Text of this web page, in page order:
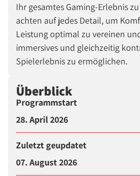
Ihr gesamtes Gaming-Erlebnis
achten auf jedes Detail, um
Leistung optimal zu vereinen
immersives und gleichzeitig
Spielerlebnis zu ermöglichen.
Überblick
Programmstart
28. April 2026
Zuletzt geupdatet
07. August 2026